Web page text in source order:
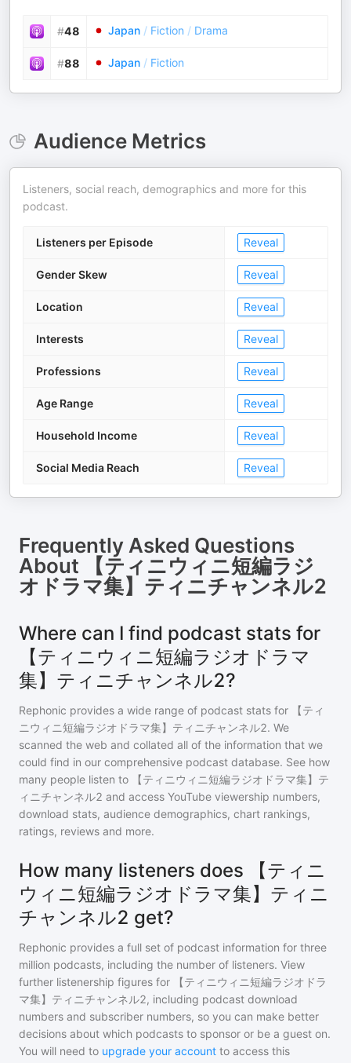
#48 Japan / Fiction / Drama
#88 Japan / Fiction
Audience Metrics
Listeners, social reach, demographics and more for this
podcast.
Listeners per Episode Reveal
Gender Skew Reveal
Location Reveal
Interests Reveal
Professions Reveal
Age Range Reveal
Household Income Reveal
Social Media Reach Reveal
Frequently Asked Questions
About
【ティニウィニ短編ラジ
オドラマ集】ティニチャンネル2
Where can I find podcast stats for
【ティニウィニ短編ラジオドラマ
集】ティニチャンネル2?
Rephonic provides a wide range of podcast stats for
【ティ
ニウィニ短編ラジオドラマ集】ティニチャンネル2. We
scanned the web and collated all of the information that we
could find in our comprehensive podcast database. See how
many people listen to
【ティニウィニ短編ラジオドラマ集】テ
ィニチャンネル2 and access YouTube viewership numbers,
download stats, audience demographics, chart rankings,
ratings, reviews and more.
How many listeners does 【ティニ
ウィニ短編ラジオドラマ集】ティニ
チャンネル2 get?
Rephonic provides a full set of podcast information for three
million podcasts, including the number of listeners. View
further listenership figures for
【ティニウィニ短編ラジオドラ
マ集】ティニチャンネル2, including podcast download
numbers and subscriber numbers, so you can make better
decisions about which podcasts to sponsor or be a guest on.
You will need to upgrade your account to access this